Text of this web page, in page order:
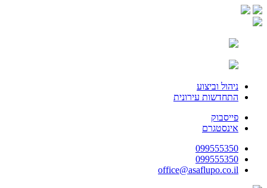
ניהול וביצוע
התחדשות עירונית
פייסבוק
אינסטגרם
099555350
099555350
office@asaflupo.co.il